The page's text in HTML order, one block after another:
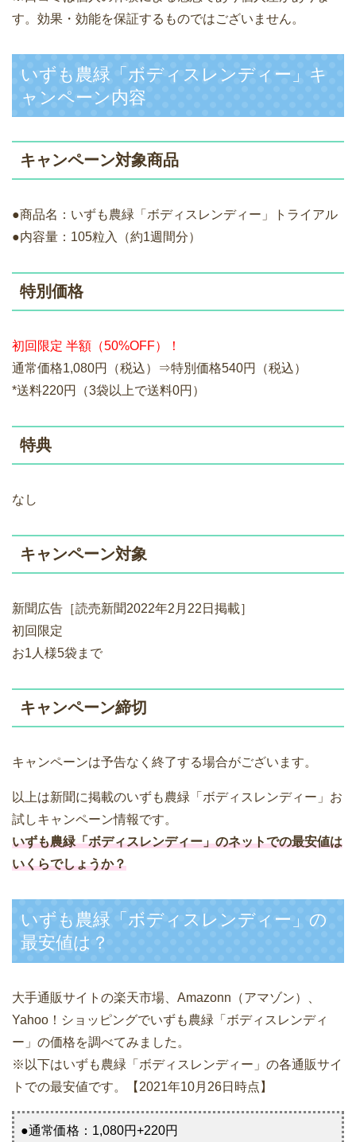
す。効果・効能を保証するものではございません。
いずも農緑「ボディスレンディー」キ
ャンペーン内容
キャンペーン対象商品
●商品名：いずも農緑「ボディスレンディー」トライアル
●内容量：105粒入（約1週間分）
特別価格
初回限定 半額（50%OFF）！
通常価格1,080円（税込）⇒特別価格540円（税込）
*送料220円（3袋以上で送料0円）
特典
なし
キャンペーン対象
新聞広告［読売新聞2022年2月22日掲載］
初回限定
お1人様5袋まで
キャンペーン締切
キャンペーンは予告なく終了する場合がございます。
以上は新聞に掲載のいずも農緑「ボディスレンディー」お
試しキャンペーン情報です。
いずも農緑「ボディスレンディー」のネットでの最安値は
いくらでしょうか？
いずも農緑「ボディスレンディー」の
最安値は？
大手通販サイトの楽天市場、Amazonn（アマゾン）、
Yahoo！ショッピングでいずも農緑「ボディスレンディ
ー」の価格を調べてみました。
※以下はいずも農緑「ボディスレンディー」の各通販サイ
トでの最安値です。【2021年10月26日時点】
●通常価格：1,080円+220円